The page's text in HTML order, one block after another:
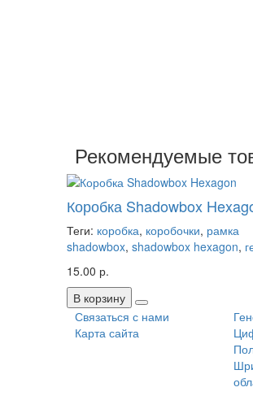
Рекомендуемые
Коробка Shadowbox
Теги: коробка, коробочки, рамка
shadowbox, shadowbox hexagon,
15.00 р.
В корзину
Связаться с нами
Карта сайта